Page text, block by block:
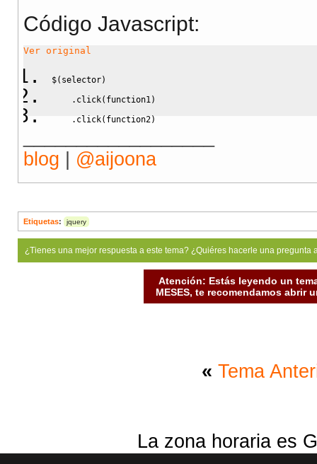
Código Javascript:
Ver original
$( selector)
. click( function1)
. click( function2)
blog | @aijoona
Etiquetas: jquery
¿Tienes una mejor respuesta a este tema? ¿Quiéres hacerle una
Atención: Estás leyendo un
MESES, te recomendamos abrir
« Tema
La zona horaria es